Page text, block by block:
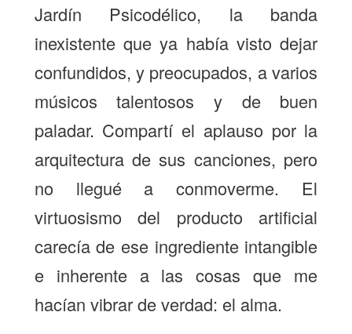
Jardín Psicodélico, la banda
inexistente que ya había visto dejar
confundidos, y preocupados, a varios
músicos talentosos y de buen
paladar. Compartí el aplauso por la
arquitectura de sus canciones, pero
no llegué a conmoverme. El
virtuosismo del producto artificial
carecía de ese ingrediente intangible
e inherente a las cosas que me
hacían vibrar de verdad: el alma.